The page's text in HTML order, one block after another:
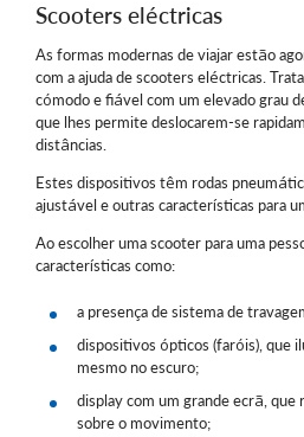
Scooters eléctricas
As formas modernas de viajar estão
com a ajuda de scooters eléctricas.
cómodo e fiável com um elevado grau
que lhes permite deslocarem-se
distâncias.
Estes dispositivos têm rodas
ajustável e outras características para
Ao escolher uma scooter para uma
características como:
a presença de sistema de
dispositivos ópticos (faróis), que
mesmo no escuro;
display com um grande ecrã, que
sobre o movimento;